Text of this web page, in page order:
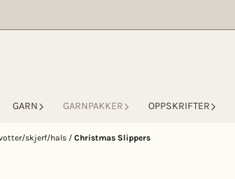
GARN GARNPAKKER OPPSKRIFTER
skjerf/hals / Christmas Slippers